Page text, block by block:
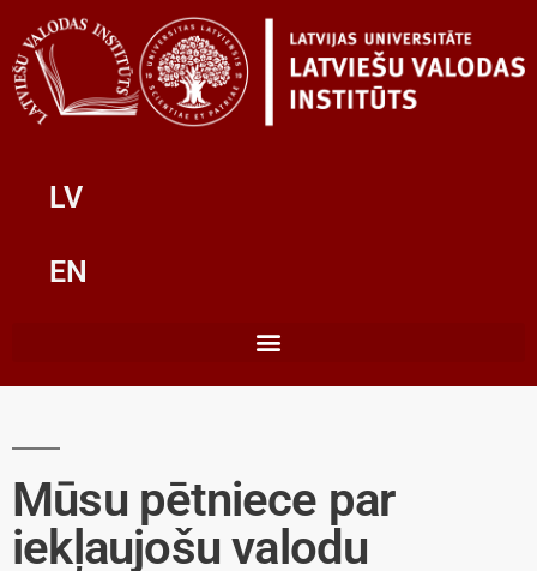
LV
EN
Mūsu pētniece par
iekļaujošu valodu